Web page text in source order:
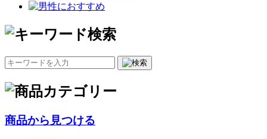
商品から見つける